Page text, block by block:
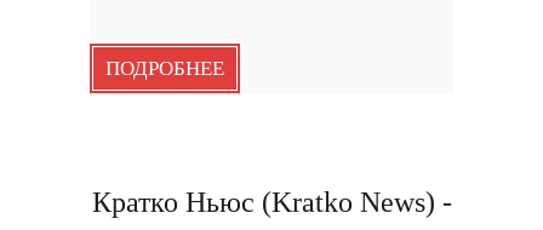
ПОДРОБНЕЕ
Кратко Ньюс (Kratko News) -